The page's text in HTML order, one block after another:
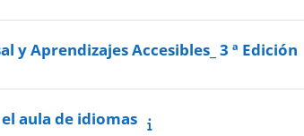
y Aprendizajes Accesibles_ 3 ª Edición
aula de idiomas